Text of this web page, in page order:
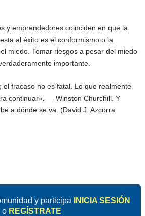
y emprendedores coinciden en que la
al éxito es el conformismo o la
miedo. Tomar riesgos a pesar del miedo
importante.
el fracaso no es fatal. Lo que realmente
continuar». — Winston Churchill. Y
a dónde se va. (David J. Azcorra
y participa
INICIA SESIÓN
o REGÍSTRATE